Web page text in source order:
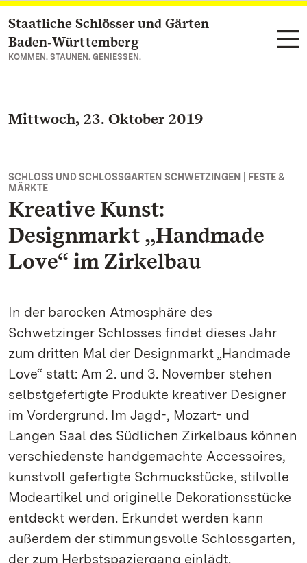
Zum Hauptinhalt springen
Staatliche Schlösser und Gärten
Baden‑Württemberg
KOMMEN. STAUNEN. GENIESSEN.
Mittwoch, 23. Oktober 2019
SCHLOSS UND SCHLOSSGARTEN SCHWETZINGEN | FESTE &
MÄRKTE
Kreative Kunst:
Designmarkt „Handmade
Love“ im Zirkelbau
In der barocken Atmosphäre des
Schwetzinger Schlosses findet dieses Jahr
zum dritten Mal der Designmarkt „Handmade
Love“ statt: Am 2. und 3. November stehen
selbstgefertigte Produkte kreativer Designer
im Vordergrund. Im Jagd-, Mozart- und
Langen Saal des Südlichen Zirkelbaus können
verschiedenste handgemachte Accessoires,
kunstvoll gefertigte Schmuckstücke, stilvolle
Modeartikel und originelle Dekorationsstücke
entdeckt werden. Erkundet werden kann
außerdem der stimmungsvolle Schlossgarten,
der zum Herbstspaziergang einlädt.